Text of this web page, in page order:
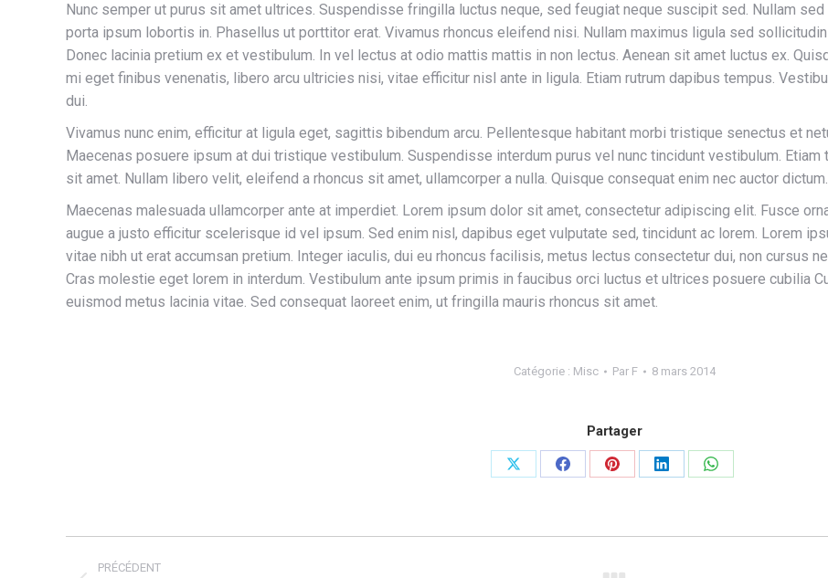
Nunc semper ut purus sit amet ultrices. Suspendisse fringilla luctus neque, sed feugiat neque suscipit sed. Nullam
porta ipsum lobortis in. Phasellus ut porttitor erat. Vivamus rhoncus eleifend nisi. Nullam maximus ligula sed
Donec lacinia pretium ex et vestibulum. In vel lectus at odio mattis mattis in non lectus. Aenean sit amet luctus ex.
mi eget finibus venenatis, libero arcu ultricies nisi, vitae efficitur nisl ante in ligula. Etiam rutrum dapibus tempus.
dui.
Vivamus nunc enim, efficitur at ligula eget, sagittis bibendum arcu. Pellentesque habitant morbi tristique senectus et
Maecenas posuere ipsum at dui tristique vestibulum. Suspendisse interdum purus vel nunc tincidunt vestibulum.
sit amet. Nullam libero velit, eleifend a rhoncus sit amet, ullamcorper a nulla. Quisque consequat enim nec auctor dictum.
Maecenas malesuada ullamcorper ante at imperdiet. Lorem ipsum dolor sit amet, consectetur adipiscing elit. Fusce
augue a justo efficitur scelerisque id vel ipsum. Sed enim nisl, dapibus eget vulputate sed, tincidunt ac lorem. Lorem
vitae nibh ut erat accumsan pretium. Integer iaculis, dui eu rhoncus facilisis, metus lectus consectetur dui, non cursus
Cras molestie eget lorem in interdum. Vestibulum ante ipsum primis in faucibus orci luctus et ultrices posuere cubilia
euismod metus lacinia vitae. Sed consequat laoreet enim, ut fringilla mauris rhoncus sit amet.
Catégorie : Misc Par F 8 mars 2014
Partager
PartagerPartagerPartagerPartagerPartager
Navigation
PRÉCÉDENT